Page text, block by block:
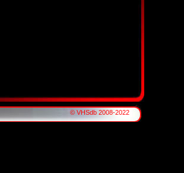
© VHSdb 2008-2022